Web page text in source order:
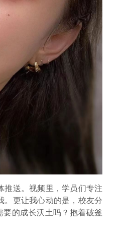
推送。视频里，学员们专注
。更让我心动的是，校友分
的成长沃土吗？抱着破釜